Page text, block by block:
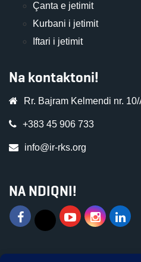
Çanta e jetimit
Kurbani i jetimit
Iftari i jetimit
Na kontaktoni!
Rr. Bajram Kelmendi nr.
+383 45 906 733
info@ir-rks.org
NA NDIQNI!